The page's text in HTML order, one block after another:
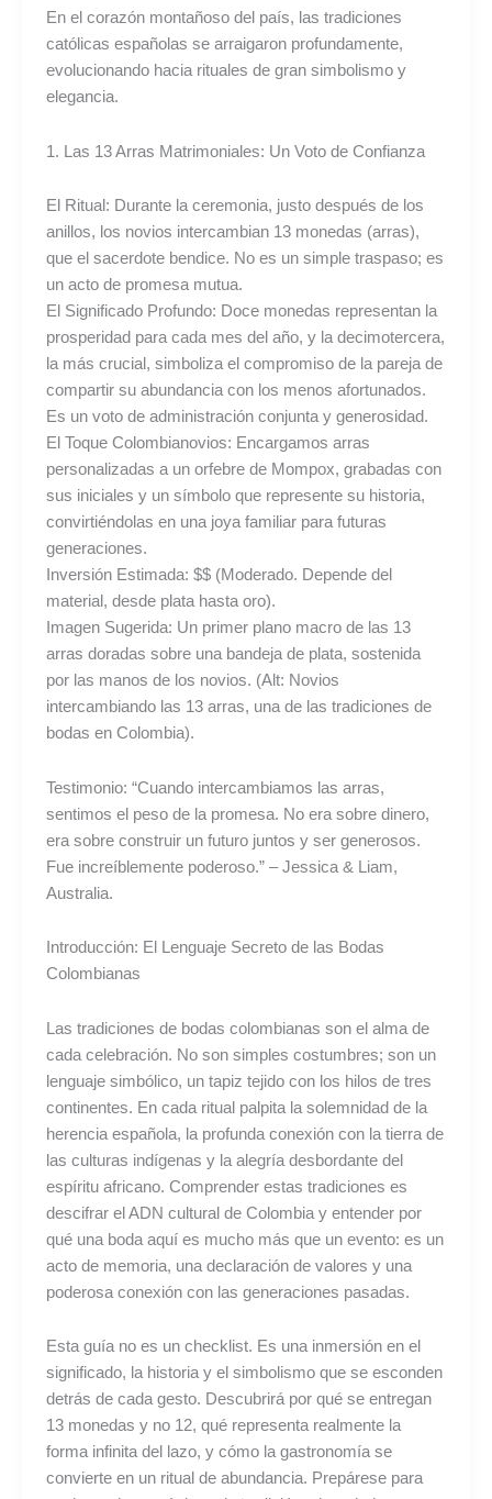
En el corazón montañoso del país, las tradiciones
católicas españolas se arraigaron profundamente,
evolucionando hacia rituales de gran simbolismo y
elegancia.
1. Las 13 Arras Matrimoniales: Un Voto de Confianza
El Ritual: Durante la ceremonia, justo después de los
anillos, los novios intercambian 13 monedas (arras),
que el sacerdote bendice. No es un simple traspaso; es
un acto de promesa mutua.
El Significado Profundo: Doce monedas representan la
prosperidad para cada mes del año, y la decimotercera,
la más crucial, simboliza el compromiso de la pareja de
compartir su abundancia con los menos afortunados.
Es un voto de administración conjunta y generosidad.
El Toque Colombianovios: Encargamos arras
personalizadas a un orfebre de Mompox, grabadas con
sus iniciales y un símbolo que represente su historia,
convirtiéndolas en una joya familiar para futuras
generaciones.
Inversión Estimada: $$ (Moderado. Depende del
material, desde plata hasta oro).
Imagen Sugerida: Un primer plano macro de las 13
arras doradas sobre una bandeja de plata, sostenida
por las manos de los novios. (Alt: Novios
intercambiando las 13 arras, una de las tradiciones de
bodas en Colombia).
Testimonio: “Cuando intercambiamos las arras,
sentimos el peso de la promesa. No era sobre dinero,
era sobre construir un futuro juntos y ser generosos.
Fue increíblemente poderoso.” – Jessica & Liam,
Australia.
Introducción: El Lenguaje Secreto de las Bodas
Colombianas
Las tradiciones de bodas colombianas son el alma de
cada celebración. No son simples costumbres; son un
lenguaje simbólico, un tapiz tejido con los hilos de tres
continentes. En cada ritual palpita la solemnidad de la
herencia española, la profunda conexión con la tierra de
las culturas indígenas y la alegría desbordante del
espíritu africano. Comprender estas tradiciones es
descifrar el ADN cultural de Colombia y entender por
qué una boda aquí es mucho más que un evento: es un
acto de memoria, una declaración de valores y una
poderosa conexión con las generaciones pasadas.
Esta guía no es un checklist. Es una inmersión en el
significado, la historia y el simbolismo que se esconden
detrás de cada gesto. Descubrirá por qué se entregan
13 monedas y no 12, qué representa realmente la
forma infinita del lazo, y cómo la gastronomía se
convierte en un ritual de abundancia. Prepárese para